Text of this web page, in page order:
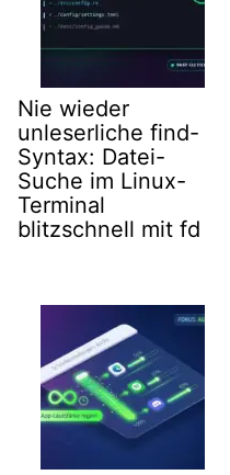
Nie wieder
unleserliche find-
Syntax: Datei-
Suche im Linux-
Terminal
blitzschnell mit fd